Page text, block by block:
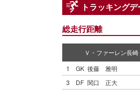
トラッキングデ
総走行距離
Ｖ・ファーレン長崎
1
GK 後藤 雅明
3
DF 関口 正大